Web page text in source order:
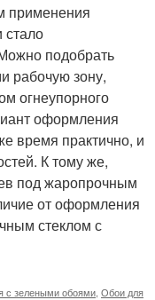
применения
стало
подобрать
рабочую зону,
огнеупорного
оформления
время практично, и
К тому же,
под жаропрочным
от оформления
стеклом с
с зелеными обоями Обои для